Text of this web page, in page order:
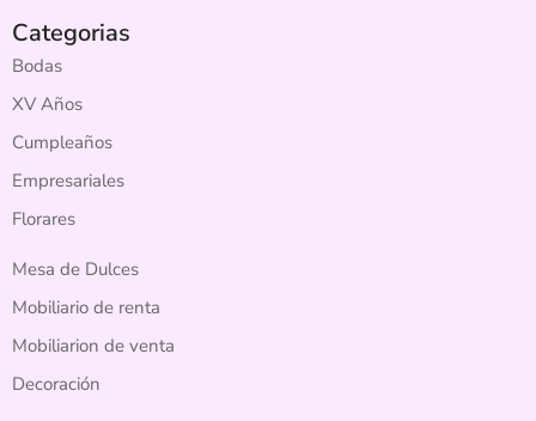
Categorias
Bodas
XV Años
Cumpleaños
Empresariales
Florares
Mesa de Dulces
Mobiliario de renta
Mobiliarion de venta
Decoración